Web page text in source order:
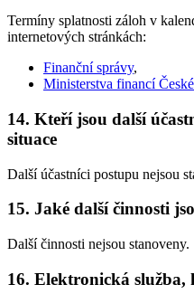
Termíny splatnosti záloh v
internetových stránkách:
Finanční správy,
Ministerstva financí
14. Kteří jsou další
situace
Další účastníci postupu nejsou
15. Jaké další činnosti
Další činnosti nejsou stanoveny.
16. Elektronická služba,